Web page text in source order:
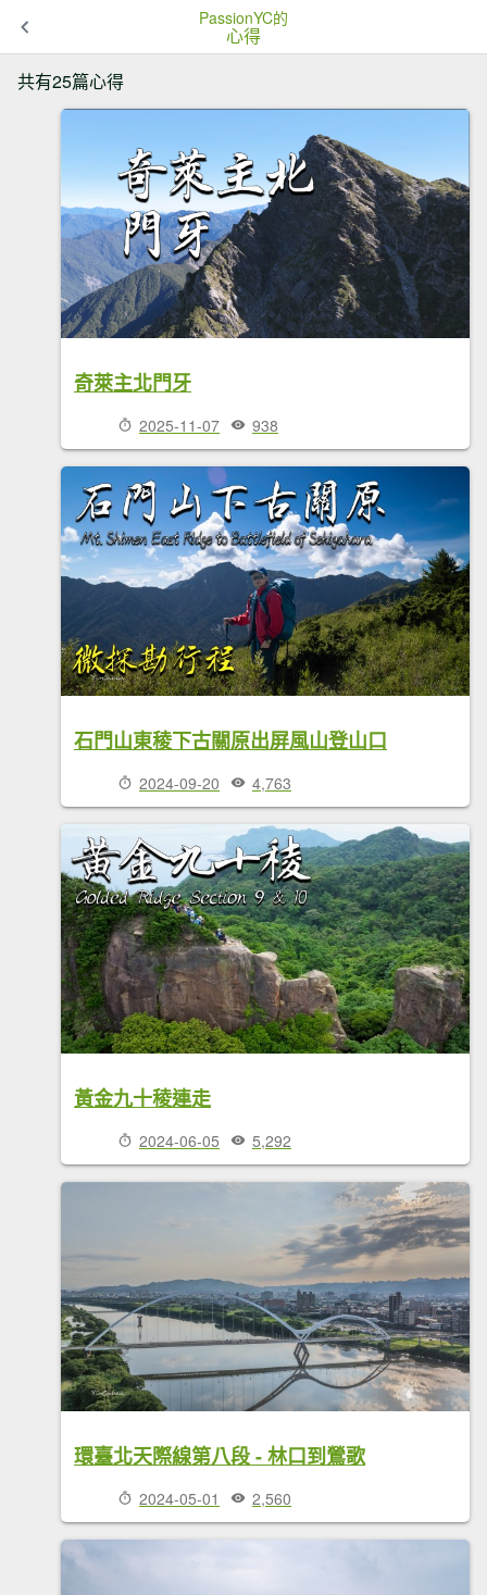
PassionYC的
心得
共有25篇心得
奇萊主北門牙
2025-11-07 938
石門山東稜下古關原出屏風山登山口
2024-09-20 4,763
黃金九十稜連走
2024-06-05 5,292
環臺北天際線第八段 - 林口到鶯歌
2024-05-01 2,560